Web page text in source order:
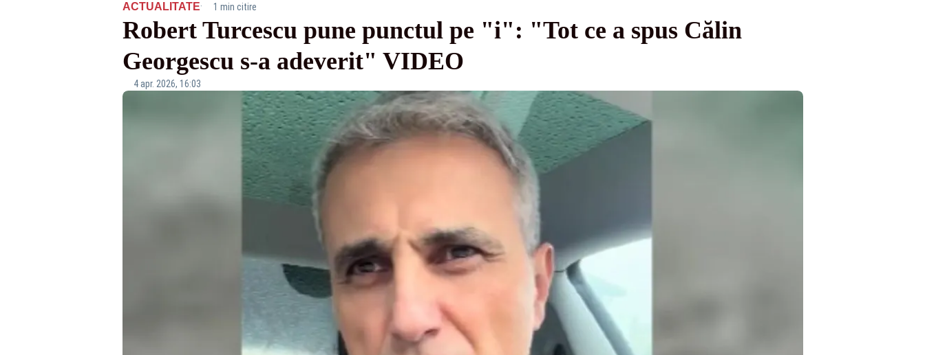
ACTUALITATE· 1 min citire
Robert Turcescu pune punctul pe "i": "Tot ce a spus Călin
Georgescu s-a adeverit" VIDEO
4 apr. 2026, 16:03